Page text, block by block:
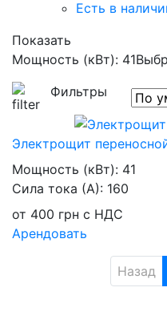
Есть в
Показать
Мощность (кВт): 41
Фильтры
Электрощит
Мощность (кВт): 41
Сила тока (А): 160
от 400 грн с НДС
Арендовать
Назад